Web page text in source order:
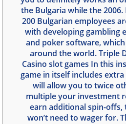
the Bulgaria while the
200 Bulgarian employees
with developing gambling
and poker software,
around the world. Triple
Casino slot games In this
game in itself includes
will allow you to twice
multiple your investment
earn additional spin-offs,
won’t need to wager for.